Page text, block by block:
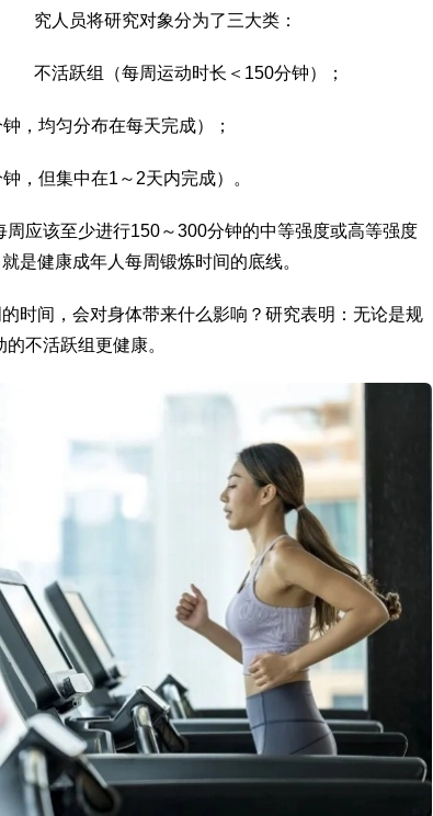
究人员将研究对象分为了三大类：
不活跃组（每周运动时长＜150分钟）；
，均匀分布在每天完成）；
，但集中在1～2天内完成）。
应该至少进行150～300分钟的中等强度或高等强度
是健康成年人每周锻炼时间的底线。
时间，会对身体带来什么影响？研究表明：无论是规
不活跃组更健康。